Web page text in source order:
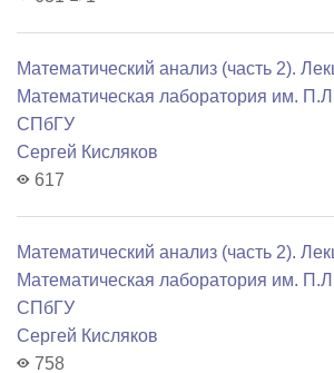
Математический анализ (часть 2).
Математичеcкая лаборатория им.
СПбГУ
Сергей Кисляков
617
Математический анализ (часть 2).
Математичеcкая лаборатория им.
СПбГУ
Сергей Кисляков
758